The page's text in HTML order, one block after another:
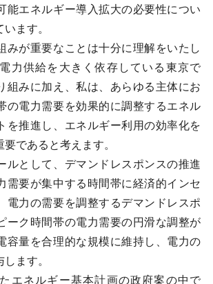
能エネルギー導入拡大の必要性につい
ます。
が重要なことは十分に理解をいたし
力供給を大きく依存している東京で
組みに加え、私は、あらゆる主体にお
の電力需要を効果的に調整するエネル
を推進し、エネルギー利用の効率化を
であると考えます。
として、デマンドレスポンスの推進
需要が集中する時間帯に経済的インセ
電力の需要を調整するデマンドレスポ
ーク時間帯の電力需要の円滑な調整が
容量を合理的な規模に維持し、電力の
ます。
エネルギー基本計画の政府案の中で